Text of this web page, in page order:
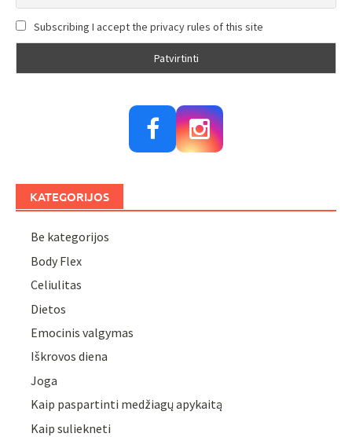
Subscribing I accept the privacy rules of this site
KATEGORIJOS
Be kategorijos
Body Flex
Celiulitas
Dietos
Emocinis valgymas
Iškrovos diena
Joga
Kaip paspartinti medžiagų apykaitą
Kaip suliekneti